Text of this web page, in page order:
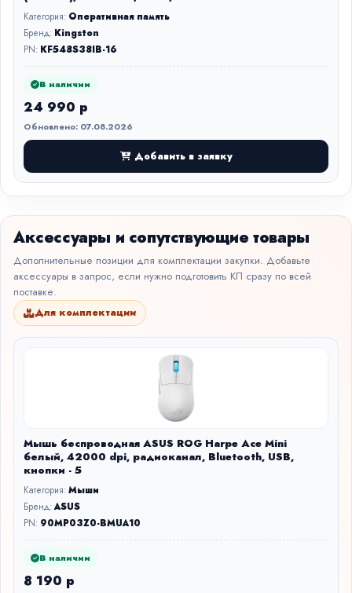
Категория: Оперативная память
Бренд: Kingston
PN: KF548S38IB-16
В наличии
24 990 р
Обновлено: 07.08.2026
Добавить в заявку
Аксессуары и сопутствующие товары
Дополнительные позиции для комплектации закупки. Добавьте
аксессуары в запрос, если нужно подготовить КП сразу по всей
поставке.
Для комплектации
Мышь беспроводная ASUS ROG Harpe Ace Mini
белый, 42000 dpi, радиоканал, Bluetooth, USB,
кнопки - 5
Категория:Мыши
Бренд:ASUS
PN: 90MP03Z0-BMUA10
В наличии
8 190 р